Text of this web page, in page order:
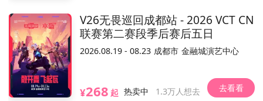
条件退(可自助) 电子票/兑换票
参展嘉宾(22) 全部
V26无畏巡回成都站 - 2026 VCT CN
联赛第二赛段季后赛后五日
2026.08.19 - 08.23 成都市 金融城演艺中心
¥268 起 热卖中 1.3万人想去 去看看